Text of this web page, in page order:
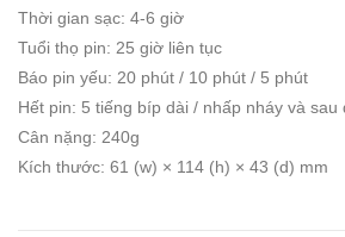
Thời gian sạc: 4-6 giờ
Tuổi thọ pin: 25 giờ liên tục
Báo pin yếu: 20 phút / 10 phút / 5 phút
Hết pin: 5 tiếng bíp dài / nhấp nháy và sau
Cân nặng: 240g
Kích thước: 61 (w) × 114 (h) × 43 (d) mm